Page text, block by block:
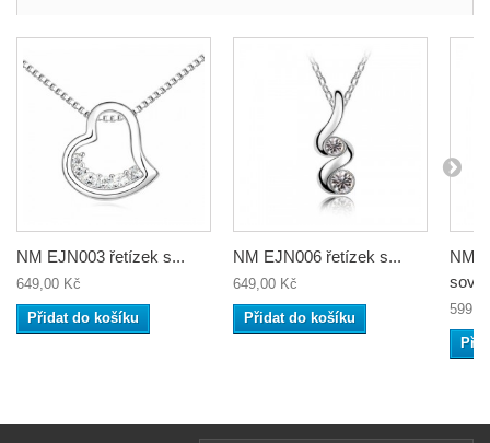
NM EJN003 řetízek s...
649,00 Kč
Přidat do košíku
NM EJN006 řetízek s...
649,00 Kč
Přidat do košíku
NM
sova